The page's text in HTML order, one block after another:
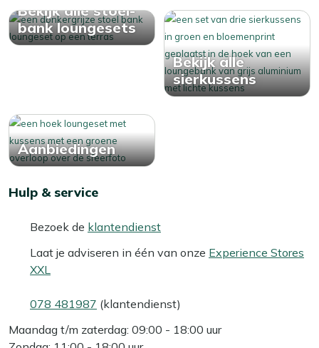
Bekijk alle stoel-
bank loungesets
Bekijk alle
sierkussens
Aanbiedingen
Hulp & service
Bezoek de klantendienst
Laat je adviseren in één van onze Experience Stores
XXL
078 481987 (klantendienst)
Maandag t/m zaterdag: 09:00 - 18:00 uur